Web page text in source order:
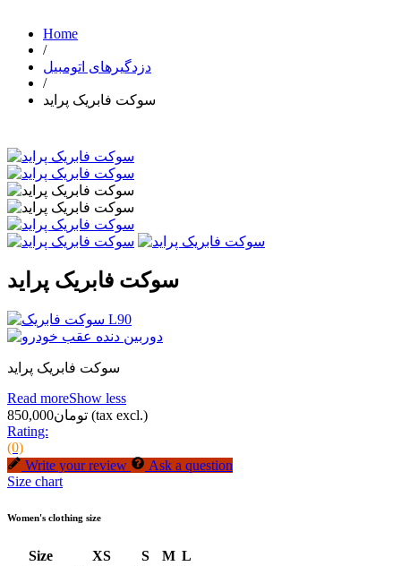
Home
/
دزدگیرهای اتومبیل
/
سوکت فابریک پراید
سوکت فابریک پراید
سوکت فابریک پراید
Read moreShow less
تومان850,000 (tax excl.)
Rating:
(0)
Write your review
Ask a question
Size chart
Women's clothing size
Size XS S M L